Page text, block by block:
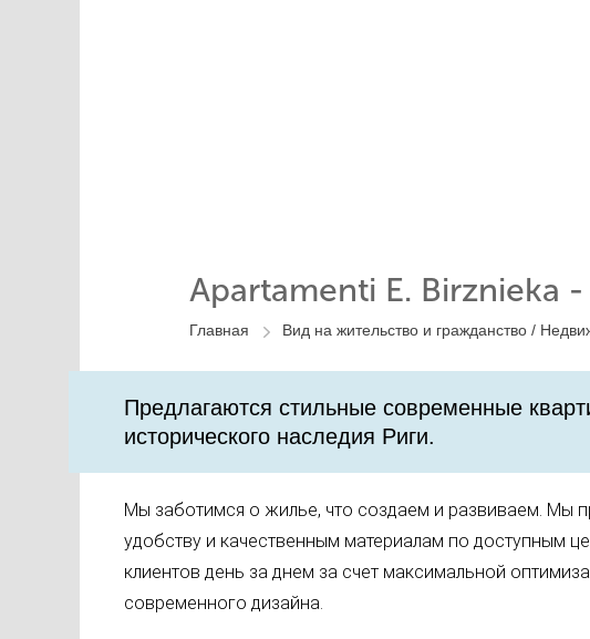
Apartamenti E. Birznieka
Главная Вид на жительство и гражданство /
Предлагаются стильные современные
исторического наследия Риги.​
Мы заботимся о жилье, что создаем и развиваем. Мы
удобству и качественным материалам по доступным
клиентов день за днем за счет максимальной
современного дизайна.